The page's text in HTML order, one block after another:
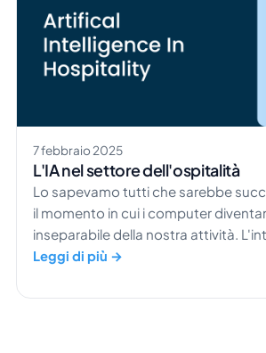
7 febbraio 2025
L'IA nel settore dell'ospitalità
Lo sapevamo tutti che sarebbe
il momento in cui i computer
inseparabile della nostra attività.
artificiale non è esattamente come i
essere nostri amici. Sono nostri
Leggi di più →